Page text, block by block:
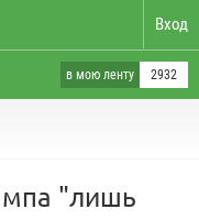
Вход
в мою ленту 2932
"лишь